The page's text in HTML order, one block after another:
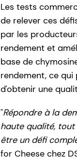
Les tests
de relever ces
par les
rendement et
base de
rendement, ce
d'obtenir une
"Répondre à la
haute qualité,
être un défi
for Cheese chez